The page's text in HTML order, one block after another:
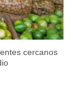
cercanos